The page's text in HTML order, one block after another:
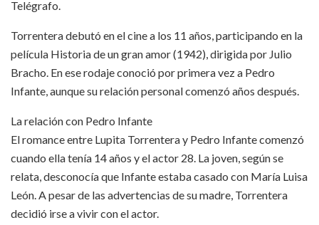
Telégrafo.
Torrentera debutó en el cine a los 11 años, participando en la
película Historia de un gran amor (1942), dirigida por Julio
Bracho. En ese rodaje conoció por primera vez a Pedro
Infante, aunque su relación personal comenzó años después.
La relación con Pedro Infante
El romance entre Lupita Torrentera y Pedro Infante comenzó
cuando ella tenía 14 años y el actor 28. La joven, según se
relata, desconocía que Infante estaba casado con María Luisa
León. A pesar de las advertencias de su madre, Torrentera
decidió irse a vivir con el actor.